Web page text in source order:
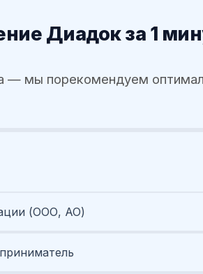
Диадок за 1
— мы порекомендуем
(ООО, АО)